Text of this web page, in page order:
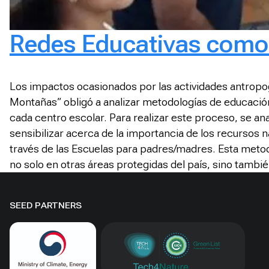
Redes Educativas
Los impactos ocasionados por las actividades
Montañas” obligó a analizar metodologías de
cada centro escolar. Para realizar este proceso, se
sensibilizar acerca de la importancia de los recursos
través de las Escuelas para padres/madres. Esta
no solo en otras áreas protegidas del país, sino
SEED PARTNERS